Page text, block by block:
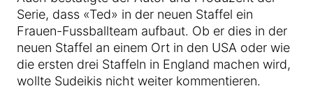
Serie, dass «Ted» in der neuen Staffel ein
Frauen-Fussballteam aufbaut. Ob er dies in der
neuen Staffel an einem Ort in den USA oder wie
die ersten drei Staffeln in England machen wird,
wollte Sudeikis nicht weiter kommentieren.